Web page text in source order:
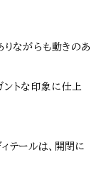
りながらも動きのあ
ントな印象に仕上
テールは、開閉に